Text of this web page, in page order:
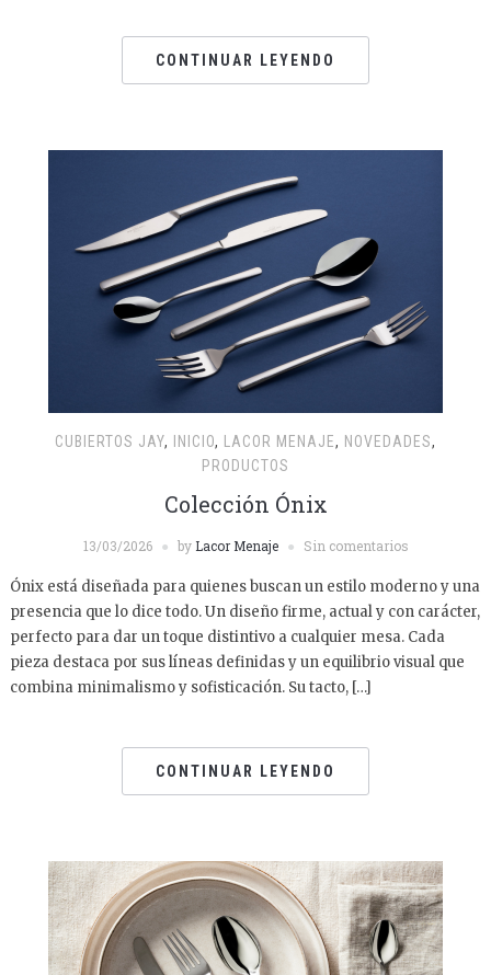
CONTINUAR LEYENDO
CUBIERTOS JAY, INICIO, LACOR MENAJE, NOVEDADES,
PRODUCTOS
Colección Ónix
13/03/2026 by Lacor Menaje Sin comentarios
Ónix está diseñada para quienes buscan un estilo moderno y una
presencia que lo dice todo. Un diseño firme, actual y con carácter,
perfecto para dar un toque distintivo a cualquier mesa. Cada
pieza destaca por sus líneas definidas y un equilibrio visual que
combina minimalismo y sofisticación. Su tacto, […]
CONTINUAR LEYENDO